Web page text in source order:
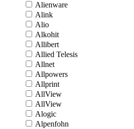
Alienware
Alink
Alio
Alkohit
Allibert
Allied Telesis
Allnet
Allpowers
Allprint
AllView
AllView
Alogic
Alpenfohn